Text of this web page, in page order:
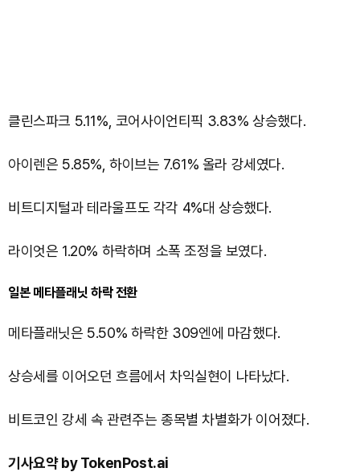
클린스파크 5.11%, 코어사이언티픽 3.83% 상승했다.
아이렌은 5.85%, 하이브는 7.61% 올라 강세였다.
비트디지털과 테라울프도 각각 4%대 상승했다.
라이엇은 1.20% 하락하며 소폭 조정을 보였다.
일본 메타플래닛 하락 전환
메타플래닛은 5.50% 하락한 309엔에 마감했다.
상승세를 이어오던 흐름에서 차익실현이 나타났다.
비트코인 강세 속 관련주는 종목별 차별화가 이어졌다.
기사요약 by TokenPost.ai